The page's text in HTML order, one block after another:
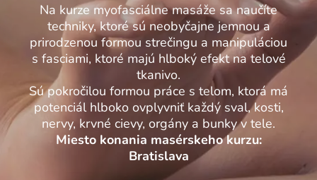
Na kurze myofasciálne masáže sa naučíte
techniky, ktoré sú neobyčajne jemnou a
prirodzenou formou strečingu a manipuláciou
s fasciami, ktoré majú hlboký efekt na telové
tkanivo.
Sú pokročilou formou práce s telom, ktorá má
potenciál hlboko ovplyvniť každý sval, kosti,
nervy, krvné cievy, orgány a bunky v tele.
Miesto konania masérskeho kurzu:
Bratislava